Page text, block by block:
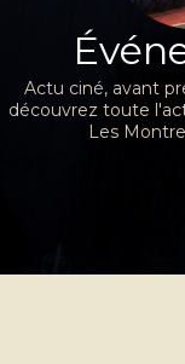
Actu ciné, avant
découvrez toute
Les